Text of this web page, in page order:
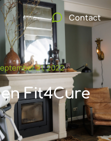
Contact
21, 2022
Fit4Cure